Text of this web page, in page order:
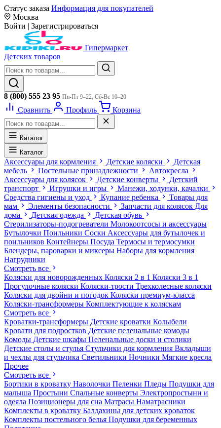
Статус заказа Информация для покупателей
Москва
Войти | Зарегистрироваться
Гипермаркет
Детских товаров
8 (800) 555 23 95 Пн-Пт 9–22, Сб-Вс 10–20
Сравнить Профиль Корзина
Каталог
Каталог
Аксессуары для кормления Детские коляски
Детская
мебель
Постельные принадлежности
Автокресла
Аксессуары для колясок
Детские конверты
Детский
транспорт
Игрушки и игры
Манежи, ходунки, качалки
Средства гигиены и уход
Купание ребенка
Товары для
мам
Элементы безопасности Запчасти для колясок Для
дома
Детская одежда
Детская обувь
Стерилизаторы-подогреватели Молокоотсосы и аксессуары
Бутылочки Поильники Соски Аксессуары для бутылочек и
поильников Контейнеры Посуда Термосы и термосумки
Блендеры, пароварки и миксеры Наборы для кормления
Нагрудники
Смотреть все
Коляски для новорожденных Коляски 2 в 1 Коляски 3 в 1
Прогулочные коляски Коляски-трости Трехколесные коляски
Коляски для двойни и погодок Коляски премиум-класса
Коляски-трансформеры Комплектующие к коляскам
Смотреть все
Кроватки-трансформеры Детские кроватки Колыбели
Кровати для подростков Детские пеленальные комоды
Комоды Детские шкафы Пеленальные доски и столики
Детские столы и стулья Стульчики для кормления Вкладыши
и чехлы для стульчика Светильники Ночники Мягкие кресла
Прочее
Смотреть все
Бортики в кроватку Наволочки Пеленки Пледы Подушки для
малыша Простыни Спальные конверты Электропростыни и
одеяла Позиционеры для сна Матрасы Наматрасники
Комплекты в кроватку Балдахины для детских кроваток
Комплекты постельного белья Подушки для беременных